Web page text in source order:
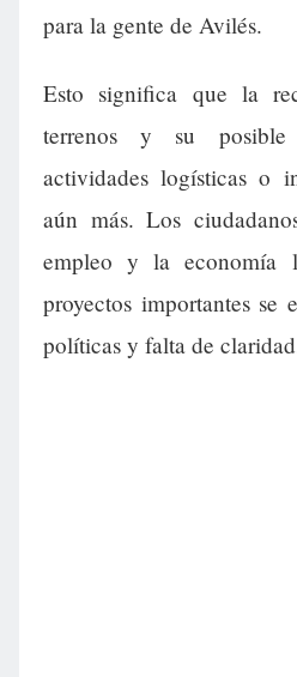
para la gente de Avilés.
Esto significa que la
terrenos y su
actividades logísticas o
aún más. Los
empleo y la economía
proyectos importantes se
políticas y falta de